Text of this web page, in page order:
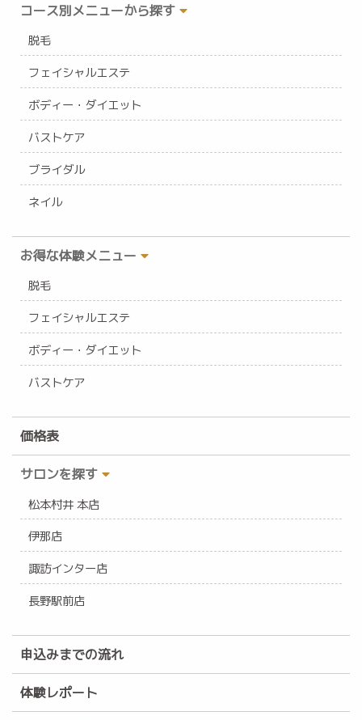
コース別メニューから探す
脱毛
フェイシャルエステ
ボディー・ダイエット
バストケア
ブライダル
ネイル
お得な体験メニュー
脱毛
フェイシャルエステ
ボディー・ダイエット
バストケア
価格表
サロンを探す
松本村井 本店
伊那店
諏訪インター店
長野駅前店
申込みまでの流れ
体験レポート